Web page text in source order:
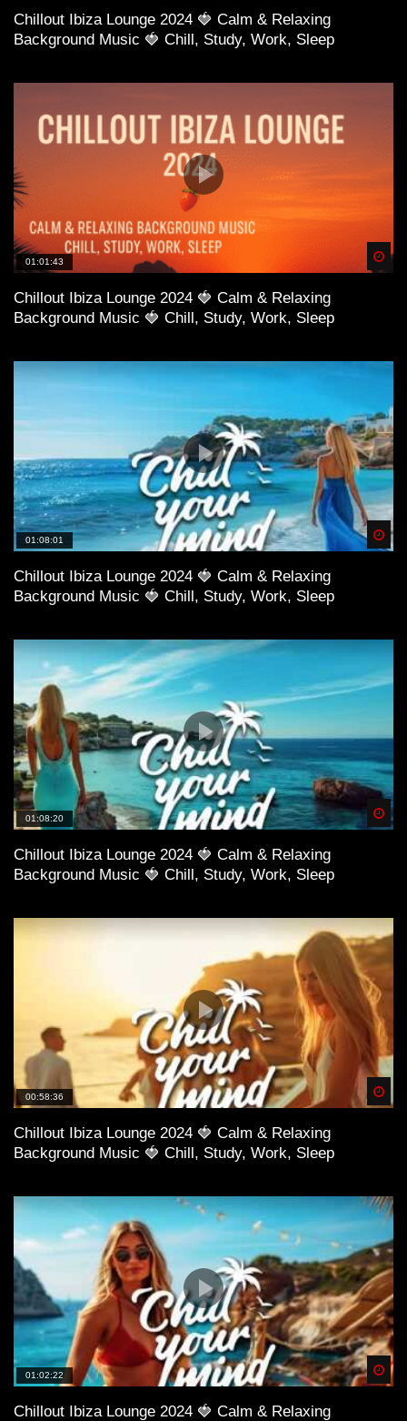
Chillout Ibiza Lounge 2024 🍓 Calm & Relaxing
Background Music 🍓 Chill, Study, Work, Sleep
01:01:43
Chillout Ibiza Lounge 2024 🍓 Calm & Relaxing
Background Music 🍓 Chill, Study, Work, Sleep
01:08:01
Chillout Ibiza Lounge 2024 🍓 Calm & Relaxing
Background Music 🍓 Chill, Study, Work, Sleep
01:08:20
Chillout Ibiza Lounge 2024 🍓 Calm & Relaxing
Background Music 🍓 Chill, Study, Work, Sleep
00:58:36
Chillout Ibiza Lounge 2024 🍓 Calm & Relaxing
Background Music 🍓 Chill, Study, Work, Sleep
01:02:22
Chillout Ibiza Lounge 2024 🍓 Calm & Relaxing